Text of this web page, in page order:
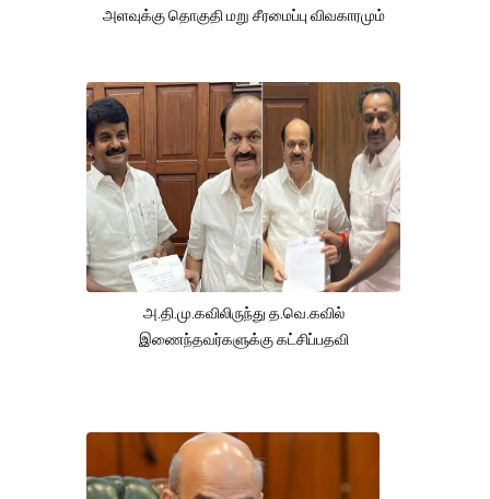
அளவுக்கு தொகுதி மறு சீரமைப்பு விவகாரமும்
அ.தி.மு.கவிலிருந்து த.வெ.கவில்
இணைந்தவர்களுக்கு கட்சிப்பதவி